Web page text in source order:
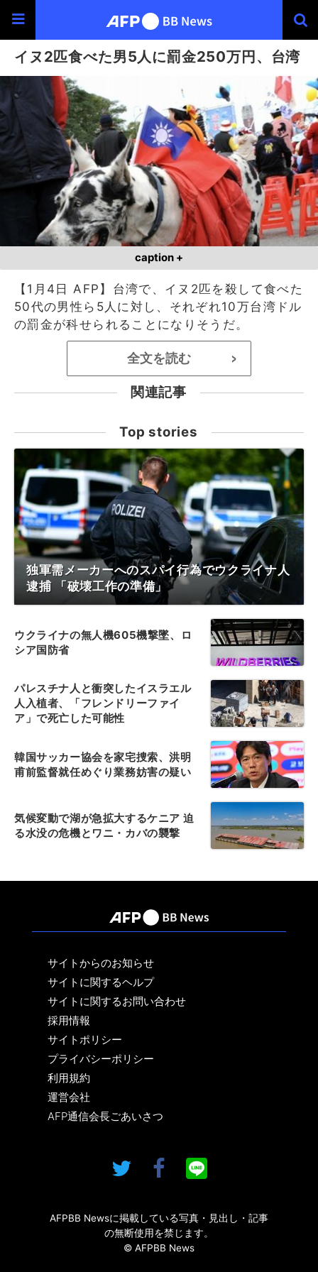
イヌ2匹食べた男5人に罰金250万円、台湾
caption +
【1月4日 AFP】台湾で、イヌ2匹を殺して食べた
50代の男性ら5人に対し、それぞれ10万台湾ドル
の罰金が科せられることになりそうだ。
全文を読む >
関連記事
Top stories
独軍需メーカーへのスパイ行為でウクライナ人
逮捕 「破壊工作の準備」
ウクライナの無人機605機撃墜、ロ
シア国防省
パレスチナ人と衝突したイスラエル
人入植者、「フレンドリーファイ
ア」で死亡した可能性
韓国サッカー協会を家宅捜索、洪明
甫前監督就任めぐり業務妨害の疑い
気候変動で湖が急拡大するケニア 迫
る水没の危機とワニ・カバの襲撃
サイトからのお知らせ
サイトに関するヘルプ
サイトに関するお問い合わせ
採用情報
サイトポリシー
プライバシーポリシー
利用規約
運営会社
AFP通信会長ごあいさつ
AFPBB Newsに掲載している写真・見出し・記事
の無断使用を禁じます。
© AFPBB News